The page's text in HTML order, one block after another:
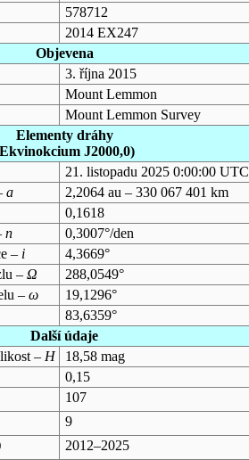
578712
2014 EX247
Objevena
3. října 2015
Mount Lemmon
Mount Lemmon Survey
Elementy dráhy
J2000,0)
21. listopadu 2025 0:00:00 UTC
a
2,2064 au – 330 067 401 km
0,1618
n
0,3007°/den
– i
4,3669°
– Ω
288,0549°
– ω
19,1296°
83,6359°
Další údaje
– H
18,58 mag
0,15
107
9
2012–2025